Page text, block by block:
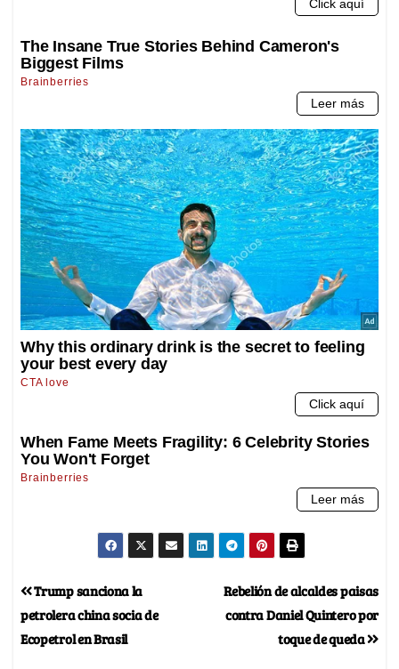
Rebelión de alcaldes paisas
contra Daniel Quintero por
toque de queda
Trump sanciona la
petrolera china socia de
Ecopetrol en Brasil